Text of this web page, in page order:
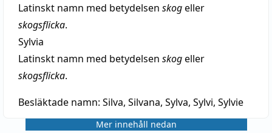
Latinskt namn med betydelsen skogeller
skogsflicka.
Sylvia
Latinskt namn med betydelsen skogeller
skogsflicka.
Besläktade namn: Silva, Silvana, Sylva, Sylvi, Sylvie
Mer innehåll nedan